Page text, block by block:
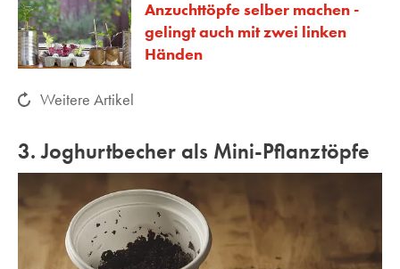
Anzuchttöpfe selber machen -
gelingt auch mit zwei linken
Händen
Weitere Artikel
3. Joghurtbecher als Mini-Pflanztöpfe